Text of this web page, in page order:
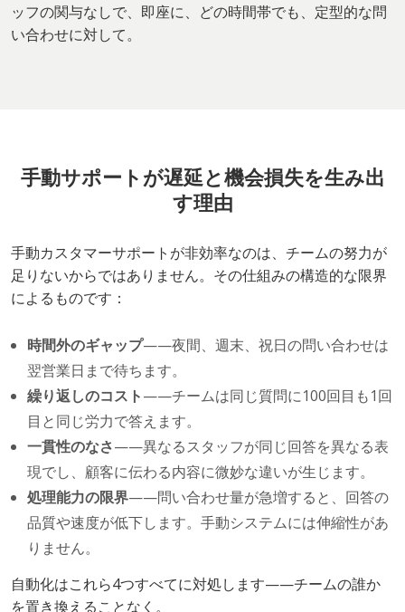
ッフの関与なしで、即座に、どの時間帯でも、定型的な問
い合わせに対して。
手動サポートが遅延と機会損失を生み出
す理由
手動カスタマーサポートが非効率なのは、チームの努力が
足りないからではありません。その仕組みの構造的な限界
によるものです：
時間外のギャップ——夜間、週末、祝日の問い合わせは
翌営業日まで待ちます。
繰り返しのコスト——チームは同じ質問に100回目も1回
目と同じ労力で答えます。
一貫性のなさ——異なるスタッフが同じ回答を異なる表
現でし、顧客に伝わる内容に微妙な違いが生じます。
処理能力の限界——問い合わせ量が急増すると、回答の
品質や速度が低下します。手動システムには伸縮性があ
りません。
自動化はこれら4つすべてに対処します——チームの誰か
を置き換えることなく。